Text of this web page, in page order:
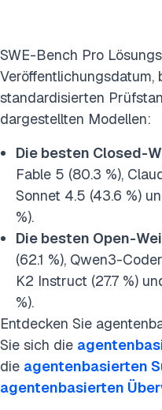
SWE-Bench Pro
standardisierten
dargestellten Modellen:
Die besten Closed-
Fable 5 (80.3 %),
Sonnet 4.5 (43.6 %)
%).
Die besten Open-
(62.1 %), Qwen3-
K2 Instruct (27.7 %)
%).
Entdecken Sie
Sie sich die
die agentenbasierten
agentenbasierten